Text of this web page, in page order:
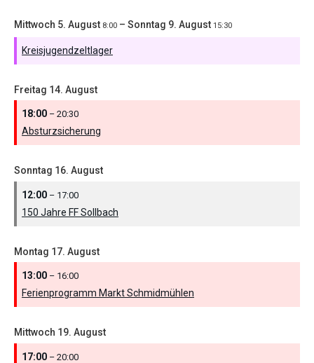
Mittwoch 5. August 8:00 – Sonntag 9. August 15:30
Kreisjugendzeltlager
Freitag 14. August
18:00 – 20:30
Absturzsicherung
Sonntag 16. August
12:00 – 17:00
150 Jahre FF Sollbach
Montag 17. August
13:00 – 16:00
Ferienprogramm Markt Schmidmühlen
Mittwoch 19. August
17:00 – 20:00